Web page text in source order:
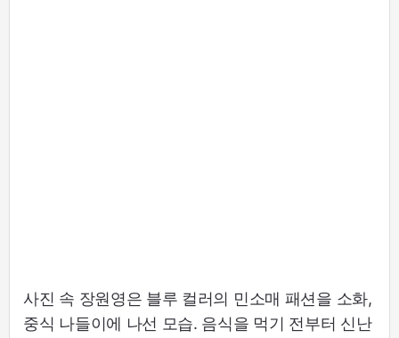
사진 속 장원영은 블루 컬러의 민소매 패션을 소화,
중식 나들이에 나선 모습. 음식을 먹기 전부터 신난